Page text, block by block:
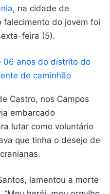
, na cidade de
falecimento do jovem foi
feira (5).
06 anos do distrito do
de caminhão
Castro, nos Campos
embarcado
lutar como voluntário
que tinha o desejo de
lamentou a morte